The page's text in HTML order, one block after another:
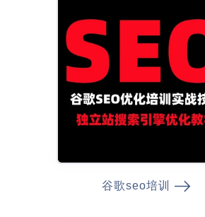
谷歌seo培训